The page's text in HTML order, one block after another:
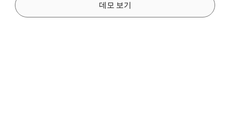
데모 보기